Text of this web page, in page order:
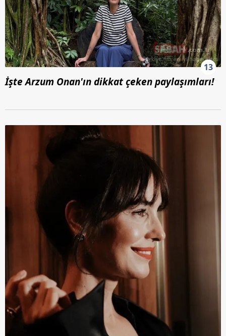
13
İşte Arzum Onan'ın dikkat çeken paylaşımları!